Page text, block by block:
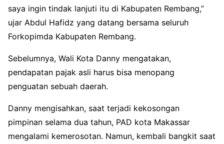
saya ingin tindak lanjuti itu di Kabupaten Rembang,”
ujar Abdul Hafidz yang datang bersama seluruh
Forkopimda Kabupaten Rembang.
Sebelumnya, Wali Kota Danny mengatakan,
pendapatan pajak asli harus bisa menopang
penguatan sebuah daerah.
Danny mengisahkan, saat terjadi kekosongan
pimpinan selama dua tahun, PAD kota Makassar
mengalami kemerosotan. Namun, kembali bangkit saat